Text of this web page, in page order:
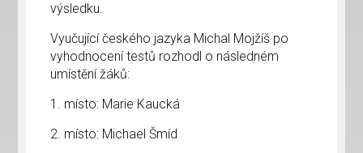
výsledku.
Vyučující českého jazyka Michal Mojžíš po
vyhodnocení testů rozhodl o následném
umístění žáků:
1. místo: Marie Kaucká
2. místo: Michael Šmíd